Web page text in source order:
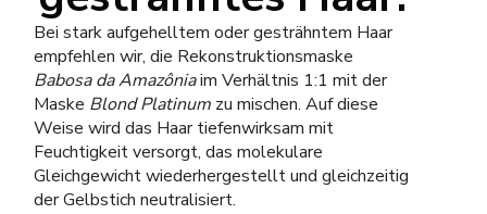
Bei stark aufgehelltem oder gesträhntem Haar
empfehlen wir, die Rekonstruktionsmaske
Babosa da Amazôniaim Verhältnis 1:1 mit der
Maske Blond Platinum zu mischen. Auf diese
Weise wird das Haar tiefenwirksam mit
Feuchtigkeit versorgt, das molekulare
Gleichgewicht wiederhergestellt und gleichzeitig
der Gelbstich neutralisiert.